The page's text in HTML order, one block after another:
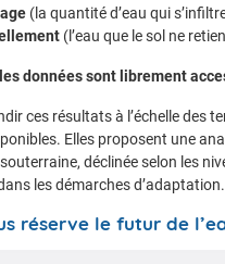
(la quantité d’eau qui
(l’eau que le sol ne
données sont librement
ces résultats à l’échelle des
Elles proposent une
déclinée selon les
les démarches d’adaptation.
réserve le futur de